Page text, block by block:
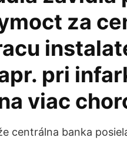
za
pri
viac
centrálna banka